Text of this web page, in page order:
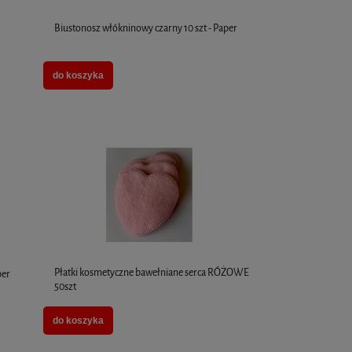
Biustonosz włókninowy czarny 10 szt - Paper
do koszyka
Płatki kosmetyczne bawełniane serca RÓŻOWE
50szt
do koszyka